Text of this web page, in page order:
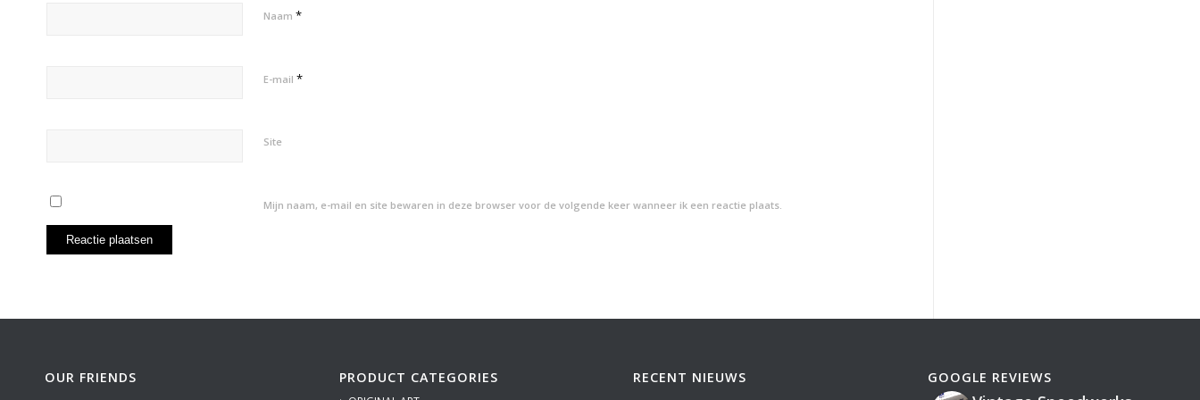
Naam *
E-mail *
Site
Mijn naam, e-mail en site bewaren in deze browser voor de volgende keer wanneer ik een reactie plaats.
OUR FRIENDS PRODUCT CATEGORIES RECENT NIEUWS GOOGLE REVIEWS